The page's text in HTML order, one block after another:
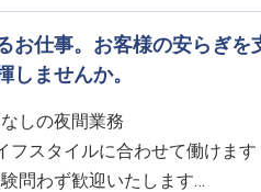
あなたのペースで活躍】
イトとして、あなたのライフ
夕方からなど、希望の勤務時
ートできるよう、先輩スタッフ
の温かいおもてなしを一緒に
報です
お仕事。お客様の安らぎを
しませんか。
しの夜間業務
フスタイルに合わせて働けます
問わず歓迎いたします